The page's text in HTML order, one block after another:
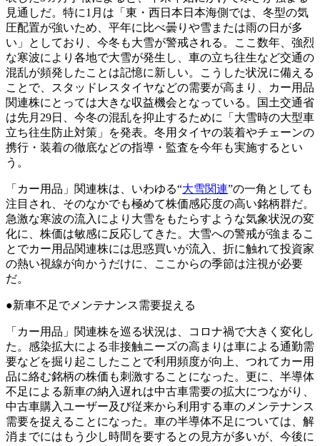
見通しだ。特に1月は「東・西日本日本海側では、冬型の気
圧配置が強いため、平年に比べ曇りや雪または雨の日が多
い」としており、今冬も大雪が警戒される。ここ数年、強烈
な寒波により各地で大雪が発生し、車の立ち往生など交通の
混乱が頻発したことは記憶に新しい。こうした状況に備える
ことで、スタッドレスタイヤなどの需要が高まり、カー用品
関連株にとっては大きな収益機会となっている。国土交通省
は先月29日、今冬の混乱を抑止するために「大雪時の大型車
立ち往生防止対策」を発表。冬用タイヤの装着やチェーンの
携行・装着の徹底などの指導・監査を今年も実施するとい
う。
「カー用品」関連株は、いわゆる“大雪関連”の一角としても
注目され、そのなかでも極めて株価感応度の高い銘柄群だ。
急激な寒波の流入により大雪をもたらすような気象状況の変
化に、株価は敏感に反応してきた。大雪への警戒が強まるこ
とでカー用品関連株には思惑買いが流入、折に触れて投資家
の熱い視線が向かうだけに、ここからの季節は注視が必要
だ。
●新車不足でメンテナンス需要捉える
「カー用品」関連株を巡る状況は、コロナ禍で大きく変化し
た。感染拡大による非接触ニーズの高まりは車による通勤需
要などを掘り起こしたことで利用頻度が向上、つれてカー用
品に絡む銘柄の株価も刺激することになった。更に、半導体
不足による新車の納入遅れは中古車需要の拡大につながり、
中古車購入ユーザー及び従来から利用する車のメンテナンス
需要を捉えることになった。車の半導体不足については、解
消までにはもう少し時間を要するとの見方が多いが、今後に